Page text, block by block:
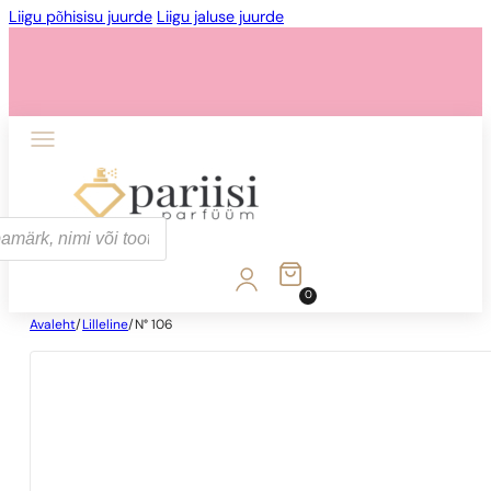
Liigu põhisisu juurde Liigu jaluse juurde
0
Avaleht/ Lilleline/ N° 106